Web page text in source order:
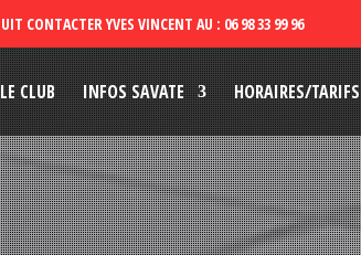
LE CLUB INFOS SAVATE HORAIRES/TARIFS